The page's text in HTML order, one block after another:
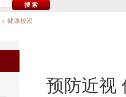
> 健康校园
预防近视